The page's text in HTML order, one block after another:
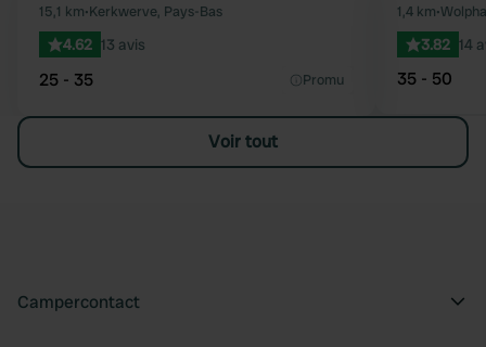
Préféré
15,1 km•Kerkwerve, Pays-Bas
4.62 13 avis
25 - 35 Promu
1,4 km•
3.82 14
35 - 50
Voir tout
Campercontact